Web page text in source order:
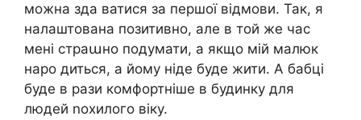
можна зда ватися за першої відмови. Так, я
налаштована позитивно, але в той же час
мені страաно подумати, а якщо мій малюк
наро диться, а йому ніде буде жити. А бабці
буде в рази комфортніше в будинку для
людей nохилого віку.